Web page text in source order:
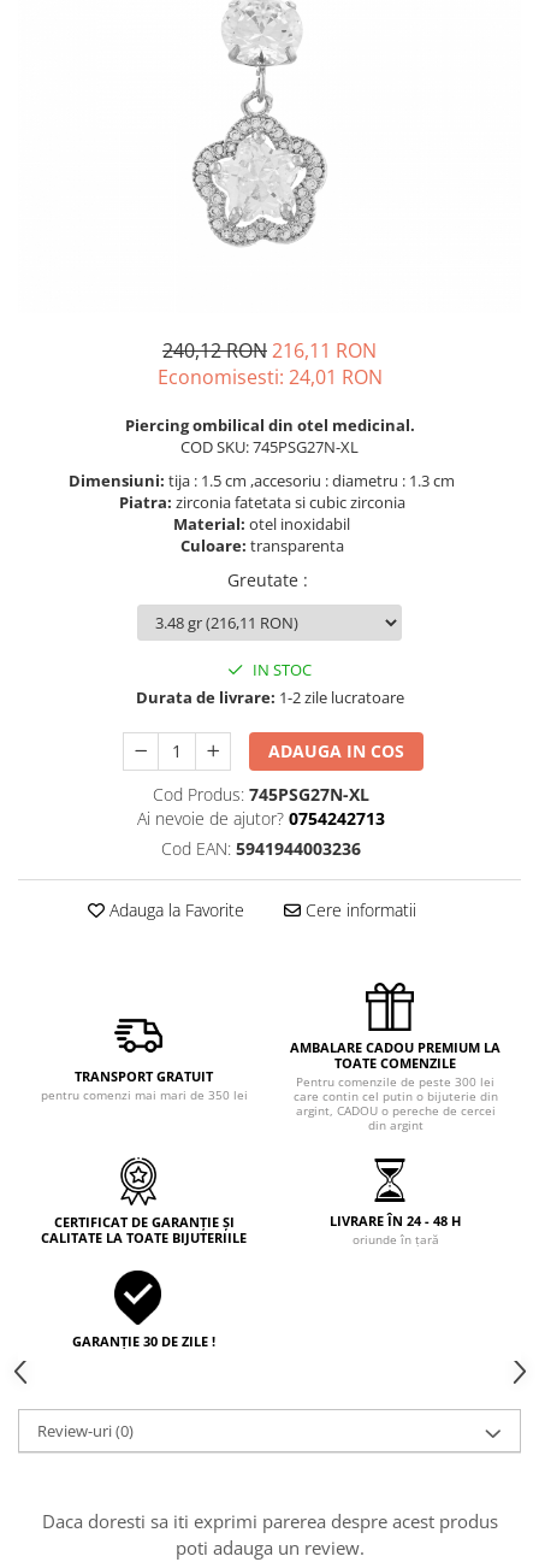
BRATARI PENTRU PICIOR
240,12 RON216,11 RON
Economisesti: 24,01 RON
Piercing ombilical din otel medicinal.
COD SKU: 745PSG27N-XL
Dimensiuni: tija : 1.5 cm ,accesoriu : diametru : 1.3 cm
Piatra: zirconia fatetata si cubic zirconia
Material: otel inoxidabil
Culoare: transparenta
Greutate :
IN STOC
Durata de livrare: 1-2 zile lucratoare
ADAUGA IN COS
Cod Produs: 745PSG27N-XL
Ai nevoie de ajutor? 0754242713
Cod EAN: 5941944003236
Adauga la Favorite Cere informatii
TRANSPORT GRATUIT
pentru comenzi mai mari de 350 lei
AMBALARE CADOU PREMIUM LA
TOATE COMENZILE
Pentru comenzile de peste 300 lei
care contin cel putin o bijuterie din
argint, CADOU o pereche de cercei
din argint
CERTIFICAT DE GARANȚIE ȘI
CALITATE LA TOATE BIJUTERIILE
LIVRARE ÎN 24 - 48 H
oriunde în țară
GARANȚIE 30 DE ZILE !
Review-uri(0)
Daca doresti sa iti exprimi parerea despre acest produs
poti adauga un review.